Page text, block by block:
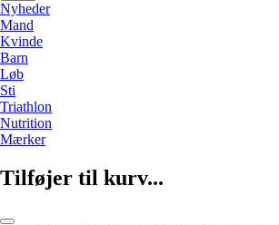
Nyheder
Mand
Kvinde
Barn
Løb
Sti
Triathlon
Nutrition
Mærker
Tilføjer til kurv...